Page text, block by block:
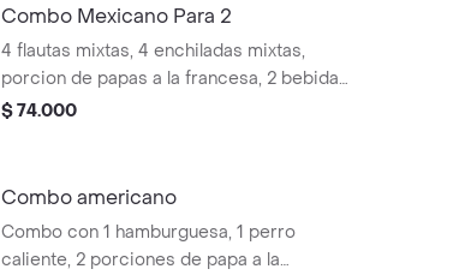
Combo Mexicano Para 2
4 flautas mixtas, 4 enchiladas mixtas,
porcion de papas a la francesa, 2 bebidas
12 oz a elegir
$ 74.000
Combo americano
Combo con 1 hamburguesa, 1 perro
caliente, 2 porciones de papa a la